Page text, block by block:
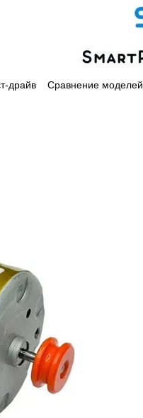
драйв Сравнение моделей